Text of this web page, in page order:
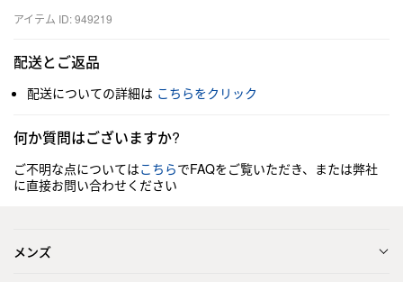
アイテム ID: 949219
配送とご返品
配送についての詳細は こちらをクリック
何か質問はございますか?
ご不明な点についてはこちらでFAQをご覧いただき、または弊社
に直接お問い合わせください
メンズ